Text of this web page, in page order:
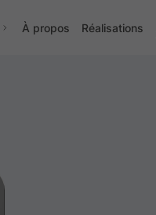
À propos Réalisations